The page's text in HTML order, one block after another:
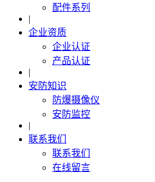
配件系列
|
企业资质
企业认证
产品认证
|
安防知识
防爆摄像仪
安防监控
|
联系我们
联系我们
在线留言